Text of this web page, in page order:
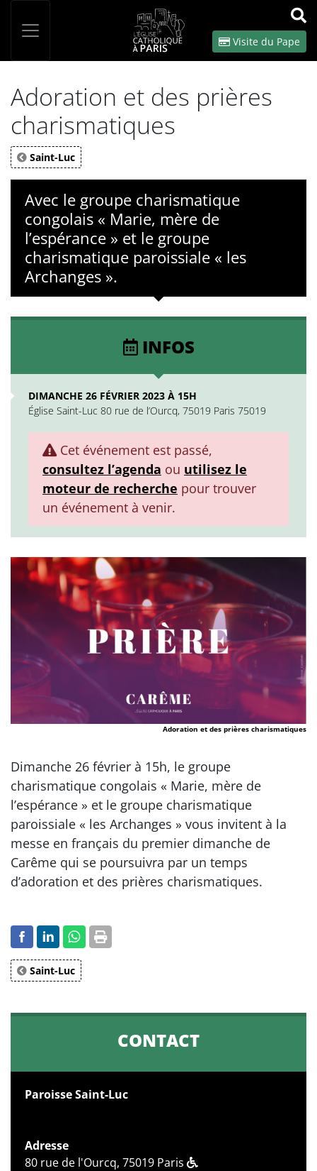
OK
Visite du Pape
Adoration et des prières
charismatiques
Saint-Luc
Avec le groupe charismatique
congolais « Marie, mère de
l’espérance » et le groupe
charismatique paroissiale « les
Archanges ».
INFOS
DIMANCHE 26 FÉVRIER 2023 À 15H
Église Saint-Luc 80 rue de l’Ourcq, 75019 Paris 75019
Cet événement est passé,
consultez l’agenda ou utilisez le
moteur de recherche pour trouver
un événement à venir.
Adoration et des prières charismatiques
Dimanche 26 février à 15h, le groupe
charismatique congolais « Marie, mère de
l’espérance » et le groupe charismatique
paroissiale « les Archanges » vous invitent à la
messe en français du premier dimanche de
Carême qui se poursuivra par un temps
d’adoration et des prières charismatiques.
Saint-Luc
CONTACT
Paroisse Saint-Luc
Adresse
80 rue de l'Ourcq, 75019 Paris
Panneau de gestion des cookies